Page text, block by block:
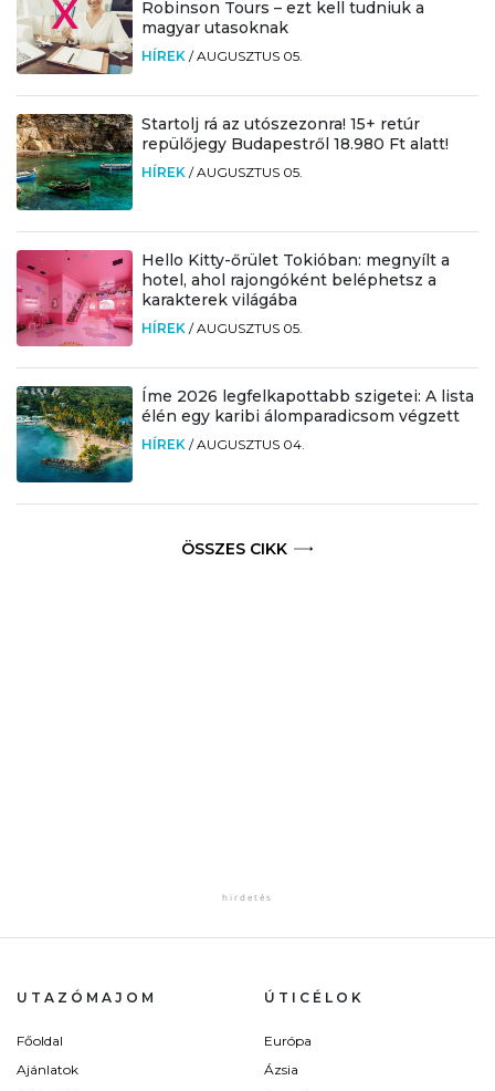
Robinson Tours – ezt kell tudniuk a
magyar utasoknak
HÍREK /AUGUSZTUS 05.
Startolj rá az utószezonra! 15+ retúr
repülőjegy Budapestről 18.980 Ft alatt!
HÍREK /AUGUSZTUS 05.
Hello Kitty-őrület Tokióban: megnyílt a
hotel, ahol rajongóként beléphetsz a
karakterek világába
HÍREK /AUGUSZTUS 05.
Íme 2026 legfelkapottabb szigetei: A lista
élén egy karibi álomparadicsom végzett
HÍREK /AUGUSZTUS 04.
ÖSSZES CIKK
UTAZÓMAJOM
Főoldal
Ajánlatok
ÚTICÉLOK
Európa
Ázsia